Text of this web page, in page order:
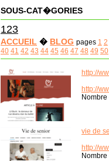
SOUS-CAT�GORIES
123
ACCUEIL � BLOG pages 1 2
40 41 42 43 44 45 46 47 48 49 50
http://
http://
vie de
http://